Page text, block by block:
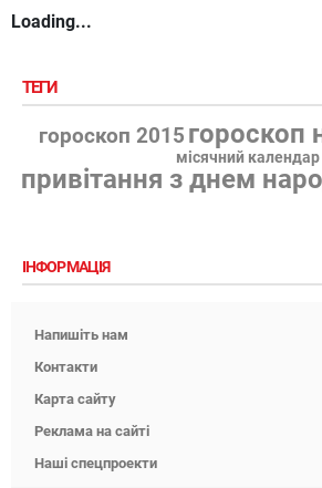
Loading...
ТЕГИ
гороскоп 2015 гороскоп
місячний календар
привітання з днем
ІНФОРМАЦІЯ
Напишіть нам
Контакти
Карта сайту
Реклама на сайті
Наші спецпроекти